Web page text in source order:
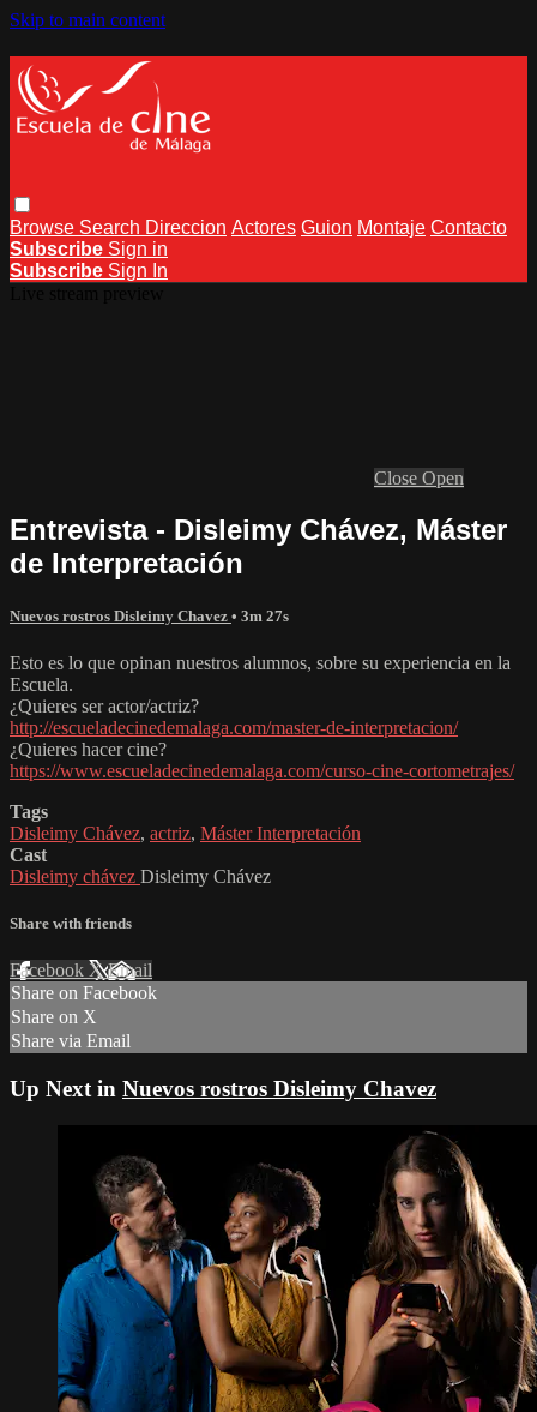
Skip to main content
Browse Search Direccion Actores Guion Montaje Contacto
Subscribe Sign in
Subscribe Sign In
Close Open
Entrevista - Disleimy Chávez, Máster
de Interpretación
Nuevos rostros Disleimy Chavez • 3m 27s
Esto es lo que opinan nuestros alumnos, sobre su experiencia en la
Escuela.
¿Quieres ser actor/actriz?
http://escueladecinedemalaga.com/master-de-interpretacion/
¿Quieres hacer cine?
https://www.escueladecinedemalaga.com/curso-cine-cortometrajes/
Tags
Disleimy Chávez, actriz, Máster Interpretación
Cast
Disleimy chávez Disleimy Chávez
Share with friends
Facebook XEmail
Share on Facebook
Share on X
Share via Email
Up Next in Nuevos rostros Disleimy Chavez